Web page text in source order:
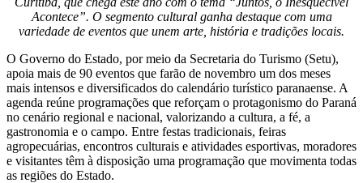
Acontece”. O segmento cultural ganha destaque com uma
variedade de eventos que unem arte, história e tradições locais.
O Governo do Estado, por meio da Secretaria do Turismo (Setu),
apoia mais de 90 eventos que farão de novembro um dos meses
mais intensos e diversificados do calendário turístico paranaense. A
agenda reúne programações que reforçam o protagonismo do Paraná
no cenário regional e nacional, valorizando a cultura, a fé, a
gastronomia e o campo. Entre festas tradicionais, feiras
agropecuárias, encontros culturais e atividades esportivas, moradores
e visitantes têm à disposição uma programação que movimenta todas
as regiões do Estado.